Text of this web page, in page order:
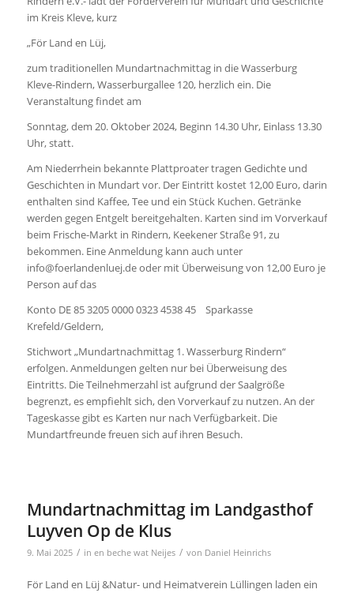
im Kreis Kleve, kurz
„För Land en Lüj,
zum traditionellen Mundartnachmittag in die Wasserburg
Kleve-Rindern, Wasserburgallee 120, herzlich ein. Die
Veranstaltung findet am
Sonntag, dem 20. Oktober 2024, Beginn 14.30 Uhr, Einlass 13.30
Uhr,statt.
Am Niederrhein bekannte Plattproater tragen Gedichte und
Geschichten in Mundart vor. Der Eintritt kostet 12,00 Euro, darin
enthalten sind Kaffee, Tee und ein Stück Kuchen. Getränke
werden gegen Entgelt bereitgehalten. Karten sind im Vorverkauf
beim Frische-Markt in Rindern, Keekener Straße 91, zu
bekommen. Eine Anmeldung kann auch unter
info@foerlandenluej.de oder mit Überweisung von 12,00 Euro je
Person auf das
Konto DE 85 3205 0000 0323 4538 45
Sparkasse
Krefeld/Geldern,
Stichwort „Mundartnachmittag 1. Wasserburg Rindern“
erfolgen. Anmeldungen gelten nur bei Überweisung des
Eintritts. Die Teilnehmerzahl ist aufgrund der Saalgröße
begrenzt, es empfiehlt sich, den Vorverkauf zu nutzen. An der
Tageskasse gibt es Karten nur nach Verfügbarkeit. Die
Mundartfreunde freuen sich auf ihren Besuch.
Mundartnachmittag im Landgasthof
Luyven Op de Klus
9. Mai 2025 / in en beche wat Neijes / von Daniel Heinrichs
För Land en Lüj &Natur- und Heimatverein Lüllingen laden ein